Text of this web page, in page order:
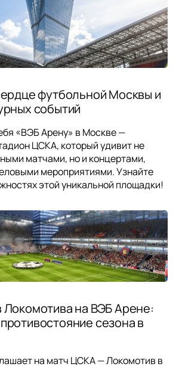
футбольной Москвы и
событий
«ВЭБ Арену» в Москве —
ЦСКА, который удивит не
матчами, но и концертами,
мероприятиями. Узнайте
этой уникальной площадки!
на ВЭБ Арене:
сезона в
на матч ЦСКА — Локомотив в